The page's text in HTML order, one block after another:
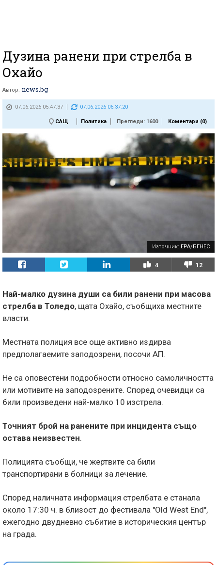
Дузина ранени при стрелба в
Охайо
Автор: news.bg
07.06.2026 05:47:37 07.06.2026 06:37:20
САЩ Политика Прегледи: 1600 Коментари (0)
Източник: EPA/БГНЕС
4 12
Най-малко дузина души са били ранени при масова
стрелба в Толедо, щата Охайо, съобщиха местните
власти.
Местната полиция все още активно издирва
предполагаемите заподозрени, посочи АП.
Не са оповестени подробности относно самоличността
или мотивите на заподозрените. Според очевидци са
били произведени най-малко 10 изстрела.
Точният брой на ранените при инцидента също
остава неизвестен.
Полицията съобщи, че жертвите са били
транспортирани в болници за лечение.
Според наличната информация стрелбата е станала
около 17:30 ч. в близост до фестивала "Old West End",
ежегодно двудневно събитие в историческия център
на града.